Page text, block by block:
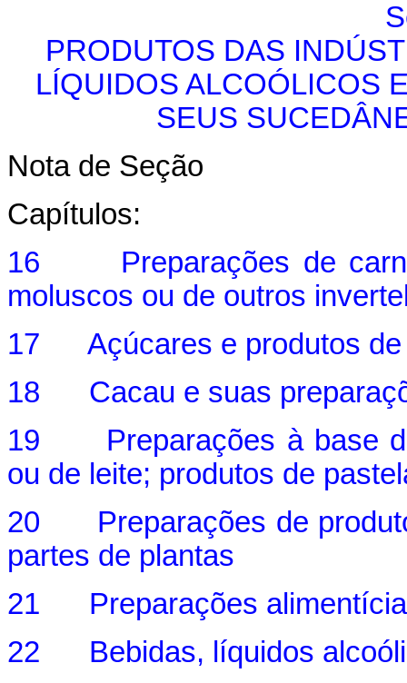
PRODUTOS DAS
LÍQUIDOS ALCOÓLICOS
SEUS
Nota de Seção
Capítulos:
16 Preparações de
moluscos ou de outros
17 Açúcares e produtos de
18 Cacau e suas
19 Preparações à base de
ou de leite; produtos de
20 Preparações de
partes de plantas
21 Preparações
22 Bebidas, líquidos